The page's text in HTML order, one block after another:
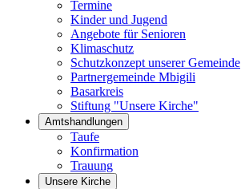
Termine
Kinder und Jugend
Angebote für Senioren
Klimaschutz
Schutzkonzept unserer Gemeinde
Partnergemeinde Mbigili
Basarkreis
Stiftung "Unsere Kirche"
Amtshandlungen
Taufe
Konfirmation
Trauung
Unsere Kirche